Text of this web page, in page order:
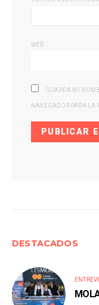
WEB
GUARDA MI
NAVEGADOR PARA LA
DESTACADOS